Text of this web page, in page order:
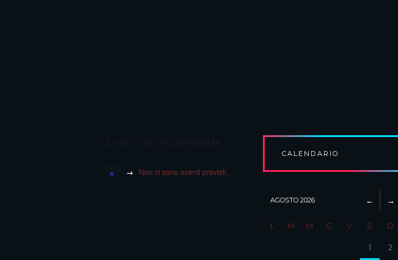
Non ci sono eventi previsti.
CALENDARIO
AGOSTO 2026
L M M G V S D
1 2